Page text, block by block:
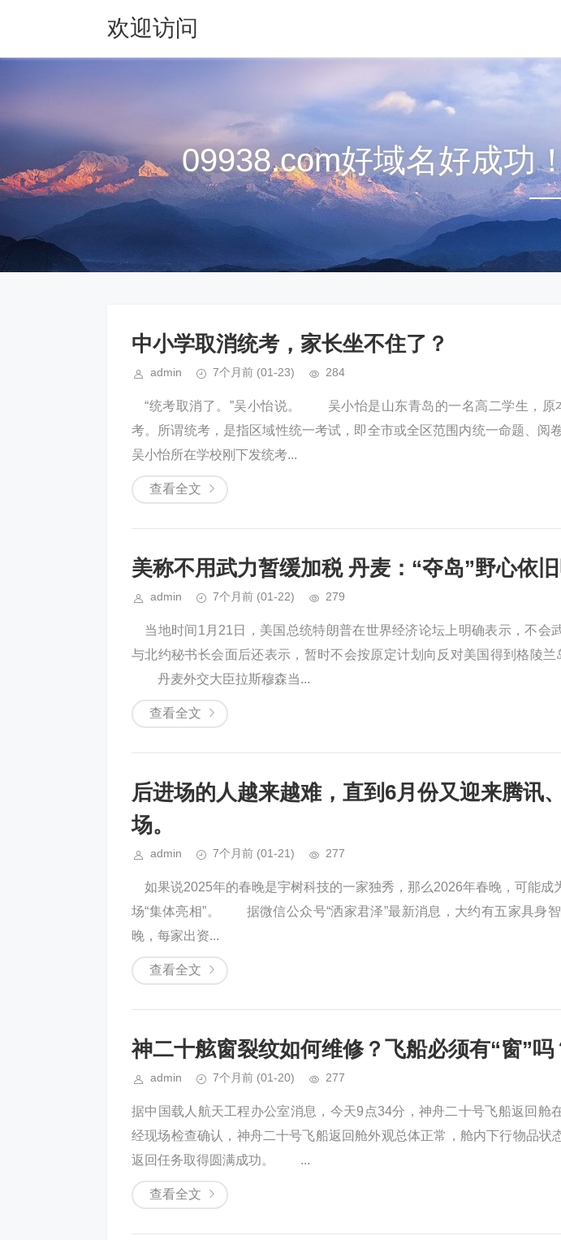
欢迎访问
09938.com好域名好成功
中小学取消统考，家长坐不住了？
admin 7个月前 (01-23) 284
“统考取消了。”吴小怡说。 吴小怡是山东青岛的一名高二学生，原
考。所谓统考，是指区域性统一考试，即全市或全区范围内统一命题、阅
吴小怡所在学校刚下发统考...
查看全文
美称不用武力暂缓加税 丹麦：“夺岛”野心依
admin 7个月前 (01-22) 279
当地时间1月21日，美国总统特朗普在世界经济论坛上明确表示，不会
与北约秘书长会面后还表示，暂时不会按原定计划向反对美国得到格陵兰
丹麦外交大臣拉斯穆森当...
查看全文
后进场的人越来越难，直到6月份又迎来腾讯
场。
admin 7个月前 (01-21) 277
如果说2025年的春晚是宇树科技的一家独秀，那么2026年春晚，可能成
场“集体亮相”。 据微信公众号“洒家君泽”最新消息，大约有五家具身
晚，每家出资...
查看全文
神二十舷窗裂纹如何维修？飞船必须有“窗”吗
admin 7个月前 (01-20) 277
据中国载人航天工程办公室消息，今天9点34分，神舟二十号飞船返回舱
经现场检查确认，神舟二十号飞船返回舱外观总体正常，舱内下行物品状
返回任务取得圆满成功。 ...
查看全文